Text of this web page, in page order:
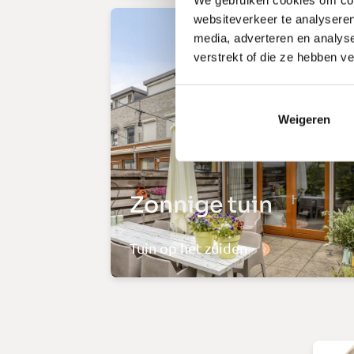
websiteverkeer te
media, adverteren en
verstrekt of die ze hebben
Weigeren
Zonnige tuin
Tuin op het zuiden